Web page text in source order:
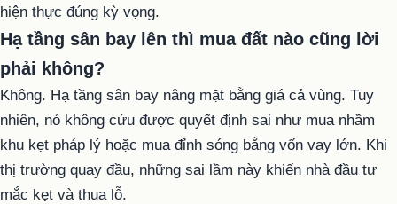
hiện thực đúng kỳ vọng.
Hạ tầng sân bay lên thì mua đất nào cũng lời
phải không?
Không. Hạ tầng sân bay nâng mặt bằng giá cả vùng. Tuy
nhiên, nó không cứu được quyết định sai như mua nhầm
khu kẹt pháp lý hoặc mua đỉnh sóng bằng vốn vay lớn. Khi
thị trường quay đầu, những sai lầm này khiến nhà đầu tư
mắc kẹt và thua lỗ.